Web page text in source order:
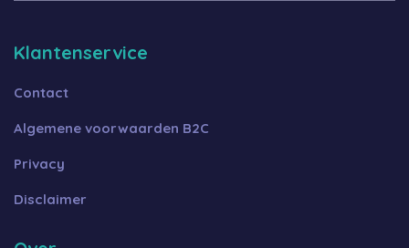
Klantenservice
Contact
Algemene voorwaarden B2C
Privacy
Disclaimer